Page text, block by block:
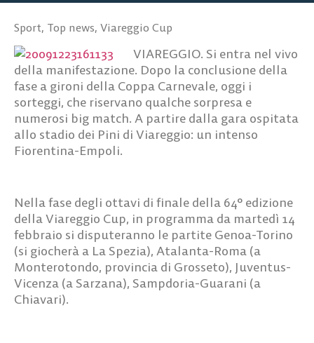
Sport, Top news, Viareggio Cup
VIAREGGIO. Si entra nel vivo
della manifestazione. Dopo la conclusione della
fase a gironi della Coppa Carnevale, oggi i
sorteggi, che riservano qualche sorpresa e
numerosi big match. A partire dalla gara ospitata
allo stadio dei Pini di Viareggio: un intenso
Fiorentina-Empoli.
Nella fase degli ottavi di finale della 64° edizione
della Viareggio Cup, in programma da martedì 14
febbraio si disputeranno le partite Genoa-Torino
(si giocherà a La Spezia), Atalanta-Roma (a
Monterotondo, provincia di Grosseto), Juventus-
Vicenza (a Sarzana), Sampdoria-Guarani (a
Chiavari).